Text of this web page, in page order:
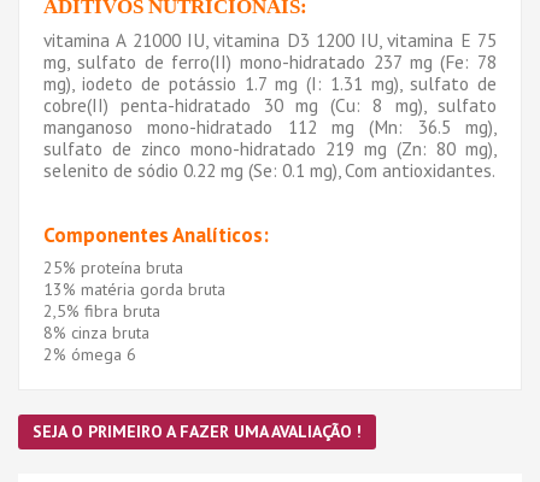
ADITIVOS NUTRICIONAIS:
vitamina A 21000 IU, vitamina D3 1200 IU, vitamina E 75
mg, sulfato de ferro(II) mono-hidratado 237 mg (Fe: 78
mg), iodeto de potássio 1.7 mg (I: 1.31 mg), sulfato de
cobre(II) penta-hidratado 30 mg (Cu: 8 mg), sulfato
manganoso mono-hidratado 112 mg (Mn: 36.5 mg),
sulfato de zinco mono-hidratado 219 mg (Zn: 80 mg),
selenito de sódio 0.22 mg (Se: 0.1 mg), Com antioxidantes.
Componentes Analíticos:
25% proteína bruta
13% matéria gorda bruta
2,5% fibra bruta
8% cinza bruta
2% ómega 6
SEJA O PRIMEIRO A FAZER UMA AVALIAÇÃO !